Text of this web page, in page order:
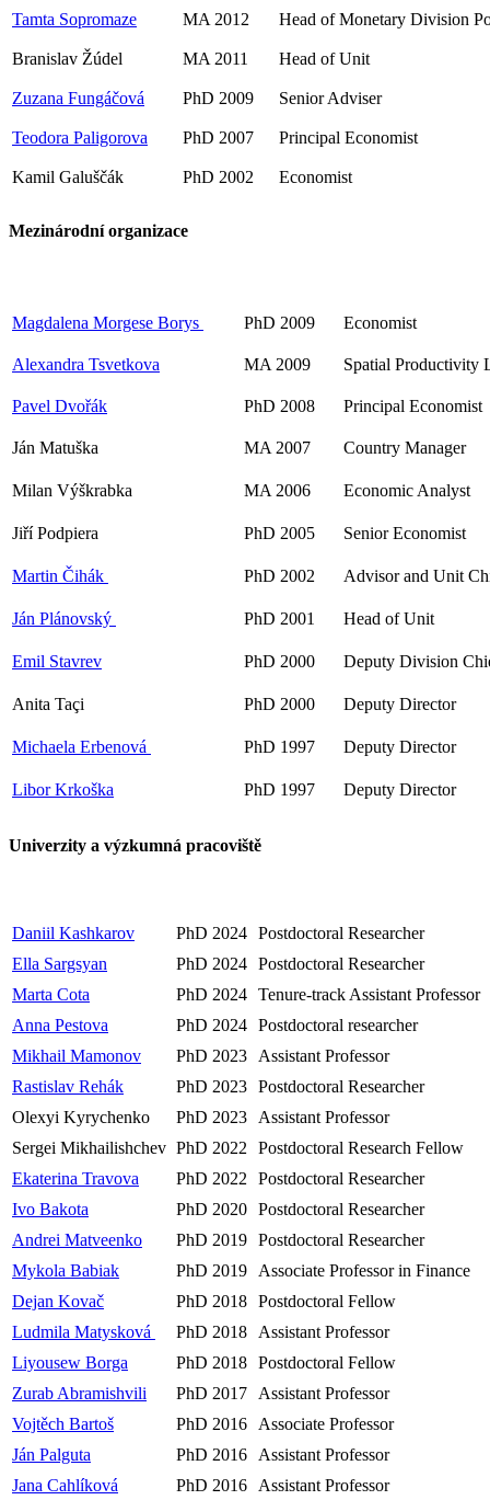
Tamta Sopromaze MA 2012 Head of Monetary Division
Branislav Žúdel MA 2011 Head of Unit
Zuzana Fungáčová PhD 2009 Senior Adviser
Teodora Paligorova PhD 2007 Principal Economist
Kamil Galuščák PhD 2002 Economist
Mezinárodní organizace
Magdalena Morgese Borys PhD 2009 Economist
Alexandra Tsvetkova MA 2009 Spatial Productivity
Pavel Dvořák PhD 2008 Principal Economist
Ján Matuška MA 2007 Country Manager
Milan Výškrabka MA 2006 Economic Analyst
Jiří Podpiera PhD 2005 Senior Economist
Martin Čihák PhD 2002 Advisor and Unit
Ján Plánovský PhD 2001 Head of Unit
Emil Stavrev PhD 2000 Deputy Division
Anita Taçi PhD 2000 Deputy Director
Michaela Erbenová PhD 1997 Deputy Director
Libor Krkoška PhD 1997 Deputy Director
Univerzity a výzkumná pracoviště
Daniil Kashkarov PhD 2024 Postdoctoral Researcher
Ella Sargsyan
PhD 2024 Postdoctoral Researcher
Marta Cota
PhD 2024 Tenure-track Assistant Professor
Anna Pestova
PhD 2024 Postdoctoral researcher
Mikhail Mamonov
PhD 2023
Assistant Professor
Rastislav Rehák
PhD 2023 Postdoctoral Researcher
Olexyi Kyrychenko
PhD 2023
Assistant Professor
Sergei Mikhailishchev PhD 2022 Postdoctoral Research Fellow
Ekaterina Travova
PhD 2022 Postdoctoral Researcher
Ivo Bakota
PhD 2020 Postdoctoral Researcher
Andrei Matveenko
PhD 2019 Postdoctoral Researcher
Mykola Babiak
PhD 2019
Associate Professor in Finance
Dejan Kovač
PhD 2018 Postdoctoral Fellow
Ludmila Matysková
PhD 2018
Assistant Professor
Liyousew Borga
PhD 2018 Postdoctoral Fellow
Zurab Abramishvili
PhD 2017
Assistant Professor
Vojtěch Bartoš
PhD 2016
Associate Professor
Ján Palguta
PhD 2016
Assistant Professor
Jana Cahlíková
PhD 2016 Assistant Professor